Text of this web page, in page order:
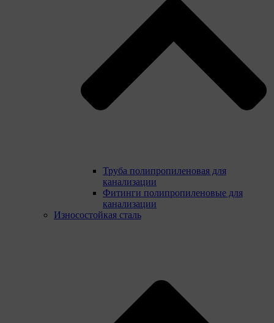
Труба полипропиленовая для
канализации
Фитинги полипропиленовые для
канализации
Износостойкая сталь